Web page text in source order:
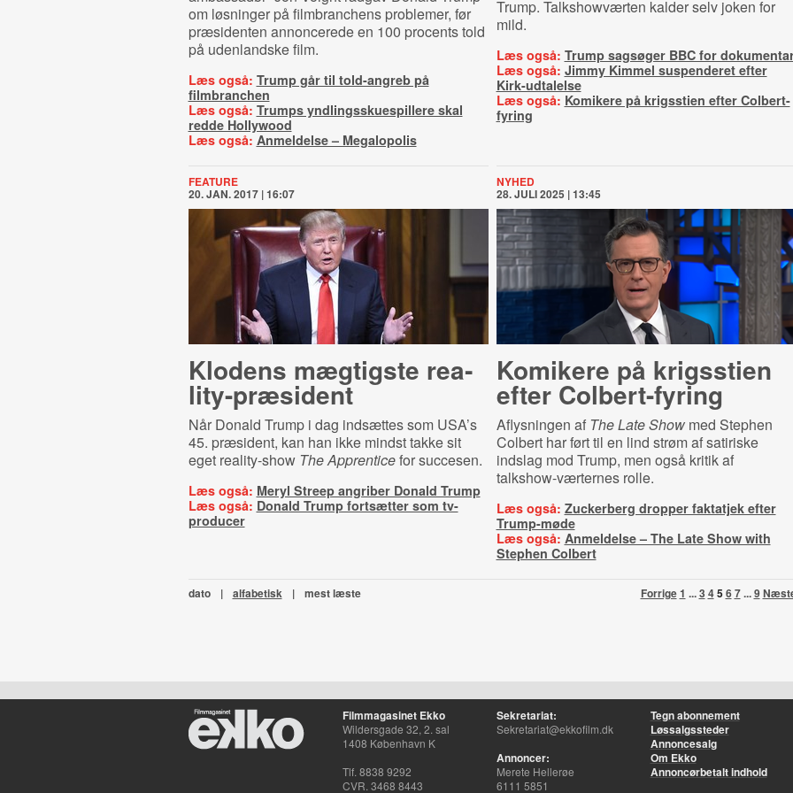
om løsninger på filmbranchens problemer, før
præsidenten annoncerede en 100 procents told
på udenlandske film.
Læs også: Trump går til told-angreb på
filmbranchen
Læs også: Trumps yndlingsskuespillere skal
redde Hollywood
Læs også: Anmeldelse – Megalopolis
Trump. Talkshowværten kalder selv joken for
mild.
Læs også: Trump sagsøger BBC for
Læs også: Jimmy Kimmel suspenderet efter
Kirk-udtalelse
Læs også: Komikere på krigsstien efter Colbert-
fyring
FEATURE
20. JAN. 2017 | 16:07
Klodens mægtigste re­a­
li­ty-​præ­si­dent
Når Donald Trump i dag indsættes som USA’s
45. præsident, kan han ikke mindst takke sit
eget reality-show The Apprenticefor succesen.
Læs også: Meryl Streep angriber Donald Trump
Læs også: Donald Trump fortsætter som tv-
producer
NYHED
28. JULI 2025 | 13:45
Komikere på krigsstien
efter Colbert-fyring
Aflysningen af The Late Show med Stephen
Colbert har ført til en lind strøm af satiriske
indslag mod Trump, men også kritik af
talkshow-værternes rolle.
Læs også: Zuckerberg dropper faktatjek efter
Trump-møde
Læs også: Anmeldelse – The Late Show with
Stephen Colbert
Forrige1 ...3 4567...9
dato | alfabetisk | mest læste
Filmmagasinet Ekko
Wildersgade 32, 2. sal
1408 København K
Tlf. 8838 9292
CVR. 3468 8443
Sekretariat:
Sekretariat@ekkofilm.dk
Annoncer:
Merete Hellerøe
6111 5851
Tegn abonnement
Løssalgssteder
Annoncesalg
Om Ekko
Annoncørbetalt indhold